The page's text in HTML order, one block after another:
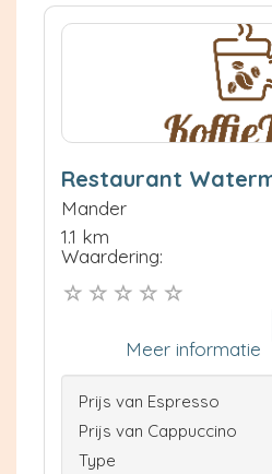
Restaurant
Mander
1.1 km
Waardering:
Meer informatie
Prijs van Espresso
Prijs van Cappuccino
Type